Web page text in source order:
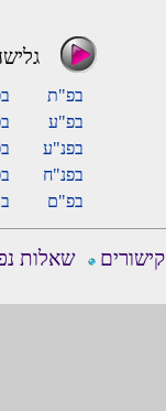
בפ"ת
בפ"ע
בפנ"ע
בפנ"ח
בפ"ם
קישורים שאלות